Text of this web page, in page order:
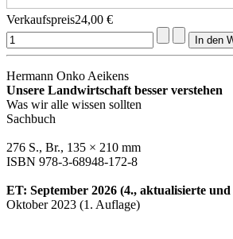
Verkaufspreis24,00 €
Hermann Onko Aeikens
Unsere Landwirtschaft besser verstehen
Was wir alle wissen sollten
Sachbuch
276 S., Br., 135 × 210 mm
ISBN 978-3-68948-172-8
ET: September 2026 (4., aktualisierte
Oktober 2023 (1. Auflage)